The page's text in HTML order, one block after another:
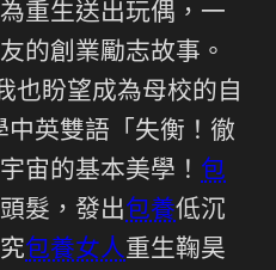
重生送出玩偶，一
的創業勵志故事。
也盼望成為母校的自
中英雙語「失衡！徹
宙的基本美學！ 包
髮，發出包養低沉
包養女人重生鞠昊